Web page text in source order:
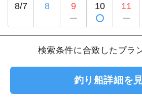
8/7 8 9 10 11
検索条件に合致したプラ
釣り船詳細を